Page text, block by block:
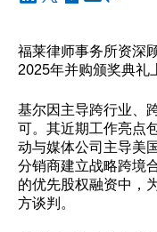
福莱律师事务所资深
2025年并购颁奖典礼
基尔因主导跨行业、
可。其近期工作亮点
动与媒体公司主导美
分销商建立战略跨境
的优先股权融资中，
方谈判。